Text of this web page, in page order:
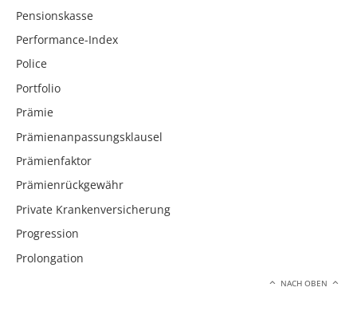
Pensionskasse
Performance-Index
Police
Portfolio
Prämie
Prämienanpassungsklausel
Prämienfaktor
Prämienrückgewähr
Private Krankenversicherung
Progression
Prolongation
NACH OBEN